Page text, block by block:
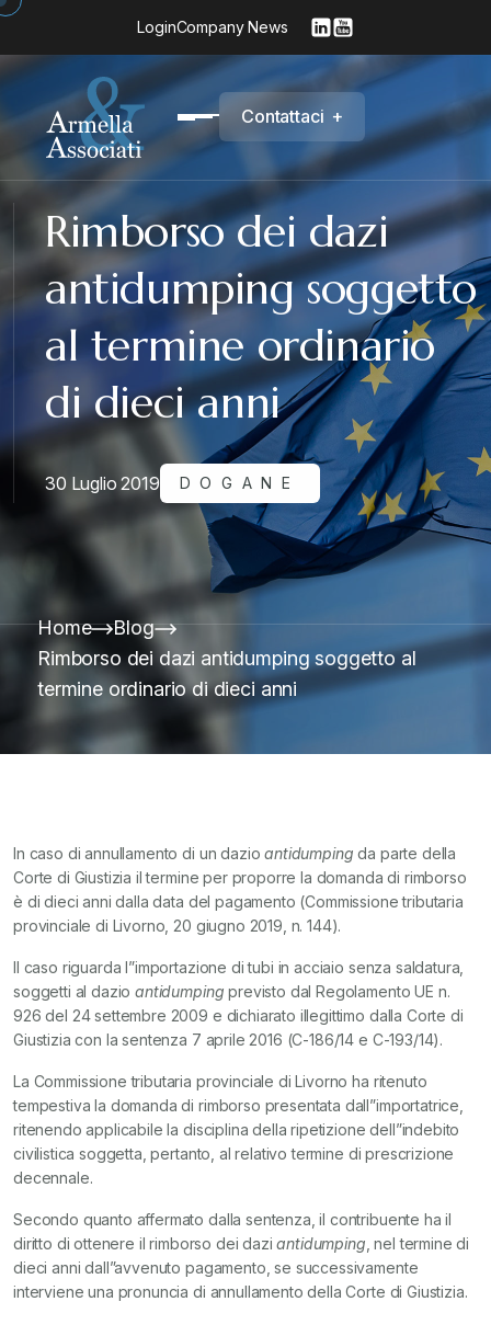
LoginCompany News
Contattaci +
Rimborso dei dazi
antidumping soggetto
al termine ordinario
di dieci anni
30 Luglio 2019 DOGANE
Home
Blog
Rimborso dei dazi antidumping soggetto al
termine ordinario di dieci anni
In caso di annullamento di un dazioantidumping da parte della
Corte di Giustizia il termine per proporre la domanda di rimborso
è di dieci anni dalla data del pagamento (Commissione tributaria
provinciale di Livorno, 20 giugno 2019, n. 144).
Il caso riguarda l”importazione di tubi in acciaio senza saldatura,
soggetti al dazioantidumping previsto dal Regolamento UE n.
926 del 24 settembre 2009 e dichiarato illegittimo dalla Corte di
Giustizia con la sentenza 7 aprile 2016 (C-186/14 e C-193/14).
La Commissione tributaria provinciale di Livorno ha ritenuto
tempestiva la domanda di rimborso presentata dall”importatrice,
ritenendo applicabile la disciplina della ripetizione dell”indebito
civilistica soggetta, pertanto, al relativo termine di prescrizione
decennale.
Secondo quanto affermato dalla sentenza, il contribuente ha il
diritto di ottenere il rimborso dei daziantidumping , nel termine di
dieci anni dall”avvenuto pagamento, se successivamente
interviene una pronuncia di annullamento della Corte di Giustizia.